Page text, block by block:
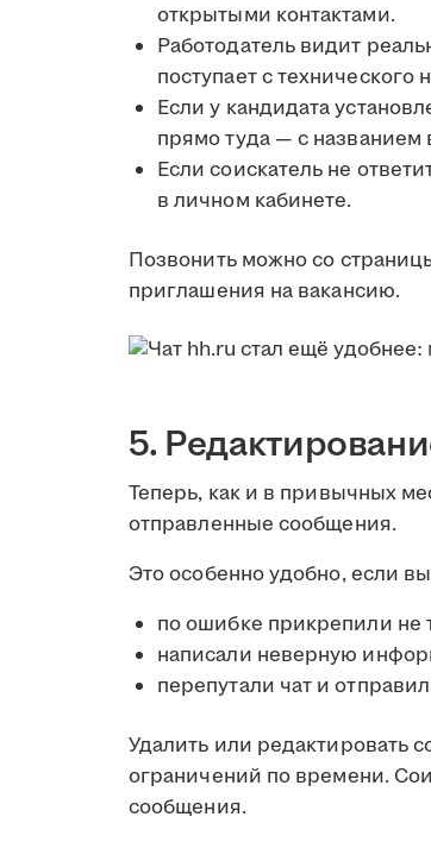
открытыми контактами.
Работодатель видит
поступает с
Если у кандидата
прямо туда — с
Если соискатель не
в личном кабинете.
Позвонить можно со
приглашения на вакансию.
5.
Теперь, как и в привычных
отправленные сообщения.
Это особенно удобно, если
по ошибке прикрепили не
написали неверную
перепутали чат и
Удалить или редактировать
ограничений по времени.
сообщения.